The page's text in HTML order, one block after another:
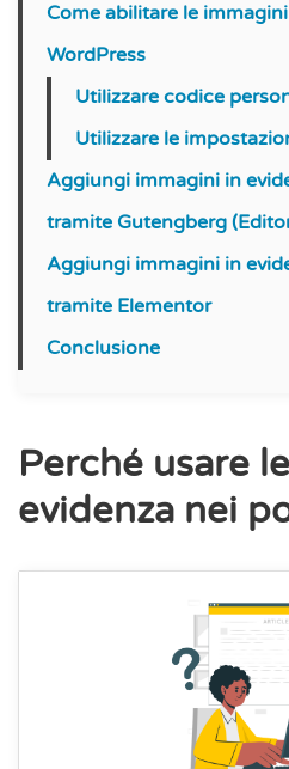
Come abilitare le
WordPress
Utilizzare codice
Utilizzare le
Aggiungi immagini in
tramite Gutengberg
Aggiungi immagini in
tramite Elementor
Conclusione
Perché usare
evidenza nei